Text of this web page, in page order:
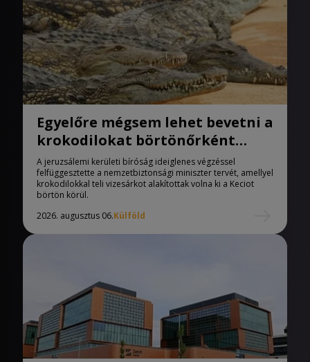
Egyelőre mégsem lehet bevetni a
krokodilokat börtönőrként
Izraelben
A jeruzsálemi kerületi bíróság ideiglenes végzéssel
felfüggesztette a nemzetbiztonsági miniszter tervét, amellyel
krokodilokkal teli vizesárkot alakítottak volna ki a Keciot
börtön körül.
2026. augusztus 06.Külföld